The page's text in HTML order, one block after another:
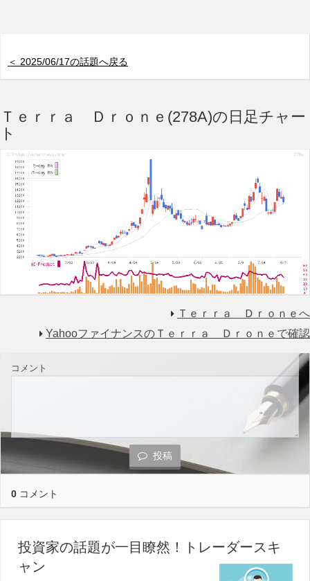
＜ 2025/06/17の話題へ戻る
Ｔｅｒｒａ Ｄｒｏｎｅ(278A)の日足チャー
ト
Ｔｅｒｒａ Ｄｒｏｎｅへ
YahooファイナンスのＴｅｒｒａ Ｄｒｏｎｅで確認
コメント
投稿
0 コメント
投資家の話題が一目瞭然！トレーダースキ
ャン